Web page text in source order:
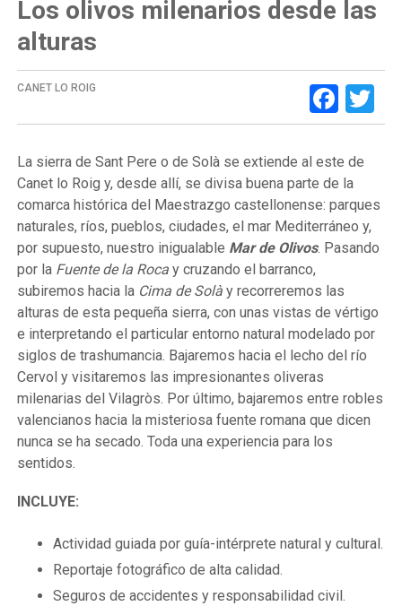
Los olivos milenarios desde las
alturas
CANET LO ROIG
La sierra de Sant Pere o de Solà se extiende al este de
Canet lo Roig y, desde allí, se divisa buena parte de la
comarca histórica del Maestrazgo castellonense: parques
naturales, ríos, pueblos, ciudades, el mar Mediterráneo y,
por supuesto, nuestro inigualable Mar de Olivos. Pasando
por la Fuente de la Roca y cruzando el barranco,
subiremos hacia la Cima de Solà y recorreremos las
alturas de esta pequeña sierra, con unas vistas de vértigo
e interpretando el particular entorno natural modelado por
siglos de trashumancia. Bajaremos hacia el lecho del río
Cervol y visitaremos las impresionantes oliveras
milenarias del Vilagròs. Por último, bajaremos entre robles
valencianos hacia la misteriosa fuente romana que dicen
nunca se ha secado. Toda una experiencia para los
sentidos.
INCLUYE:
Actividad guiada por guía-intérprete natural y cultural.
Reportaje fotográfico de alta calidad.
Seguros de accidentes y responsabilidad civil.